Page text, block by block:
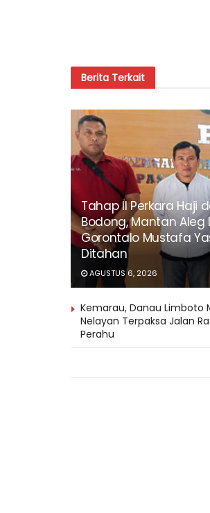
Berita Terkait
Tahap II Perkara Haji
Bodong, Mantan Aleg
Gorontalo Mustafa
Ditahan
AGUSTUS 6, 2026
Kemarau, Danau Limboto
Nelayan Terpaksa Jalan
Perahu